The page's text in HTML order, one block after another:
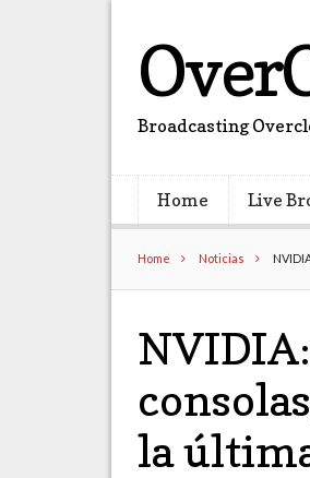
Broadcasting
Home Live
Home Noticias
la